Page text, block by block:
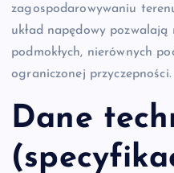
zagospodarowywaniu
układ napędowy
podmokłych, nierównych
ograniczonej przyczepności.
Dane